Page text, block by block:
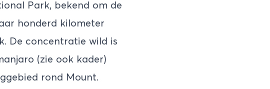
Park, bekend om de
honderd kilometer
De concentratie wild is
(zie ook kader)
rond Mount.